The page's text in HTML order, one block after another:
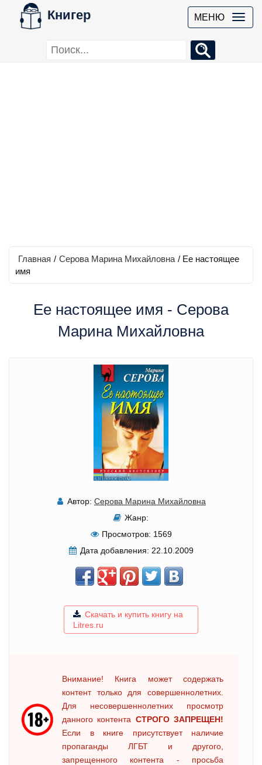
Книгер МЕНЮ
Главная / Серова Марина Михайловна / Ее настоящее
имя
Ее настоящее имя - Серова
Марина Михайловна
Автор: Серова Марина Михайловна
Жанр:
Просмотров: 1569
Дата добавления: 22.10.2009
Скачать и купить книгу на
Litres.ru
Внимание! Книга может содержать
контент только для совершеннолетних.
Для несовершеннолетних просмотр
данного контента СТРОГО ЗАПРЕЩЕН!
Если в книге присутствует наличие
пропаганды ЛГБТ и другого,
запрещенного контента - просьба